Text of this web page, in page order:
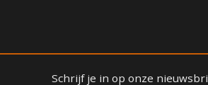
Schrijf je in op onze